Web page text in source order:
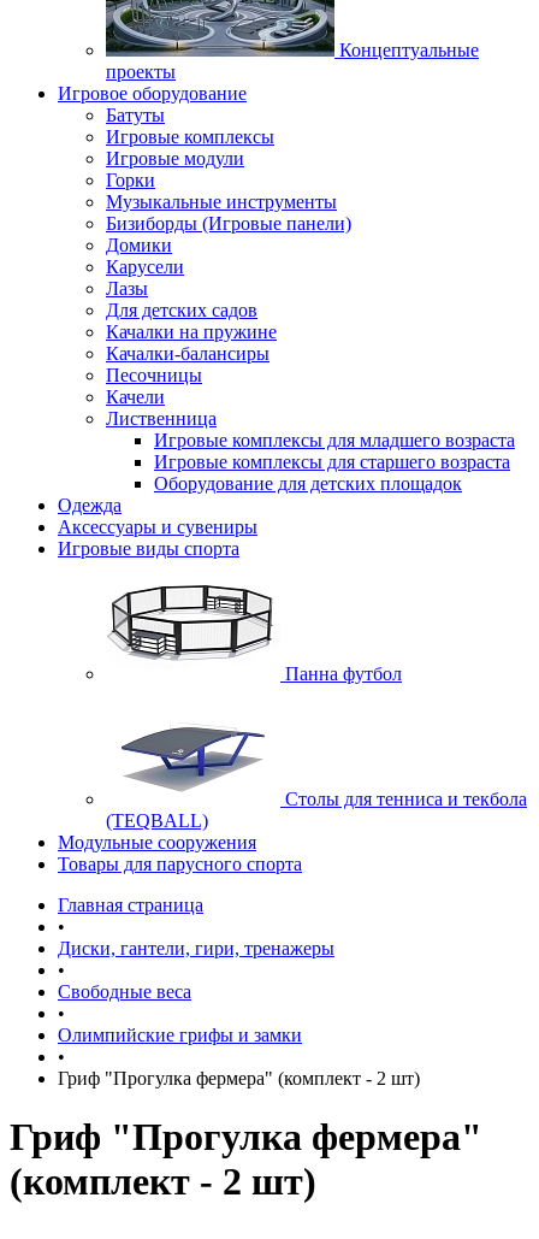
Концептуальные
проекты
Игровое оборудование
Батуты
Игровые комплексы
Игровые модули
Горки
Музыкальные инструменты
Бизиборды (Игровые панели)
Домики
Карусели
Лазы
Для детских садов
Качалки на пружине
Качалки-балансиры
Песочницы
Качели
Лиственница
Игровые комплексы для младшего возраста
Игровые комплексы для старшего возраста
Оборудование для детских площадок
Одежда
Аксессуары и сувениры
Игровые виды спорта
Панна футбол
Cтолы для тенниса и текбола
(TEQBALL)
Модульные сооружения
Товары для парусного спорта
Главная страница
•
Диски, гантели, гири, тренажеры
•
Свободные веса
•
Олимпийские грифы и замки
•
Гриф "Прогулка фермера" (комплект - 2 шт)
Гриф "Прогулка фермера"
(комплект - 2 шт)